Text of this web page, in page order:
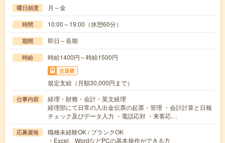
曜日頻度 月～金
時間 10:00～19:00（休憩60分）
期間 即日～長期
時給 時給1400円～時給1500円
交通費
規定支給（月額30,000円まで）
仕事内容
経理・財務・会計・英文経理
経理部にて日常の入出金伝票の起票・管理 ・会計計算と日報
チェック及びデータ入力 ・電話応対 ・来客応…
応募資格
職種未経験OK / ブランクOK
・Excel、WordなどPCの基本操作ができる方